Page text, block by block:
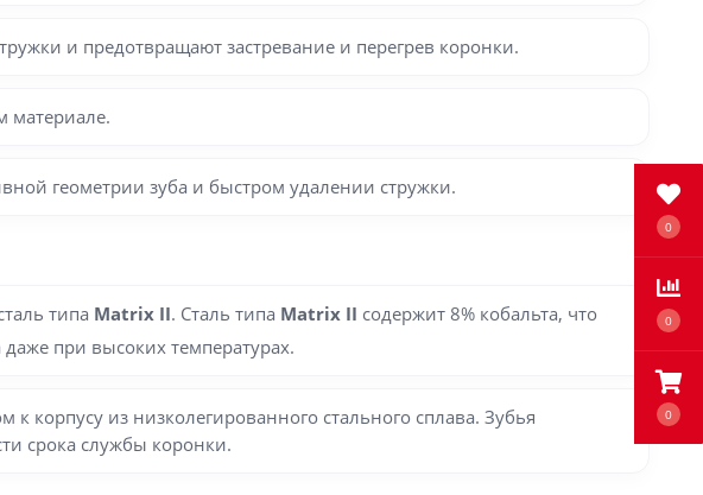
0
0
0
и предотвращают застревание и перегрев коронки.
материале.
геометрии зуба и быстром удалении стружки.
типа Matrix II. Сталь типа Matrix II содержит 8% кобальта, что
при высоких температурах.
корпусу из низколегированного стального сплава. Зубья
срока службы коронки.